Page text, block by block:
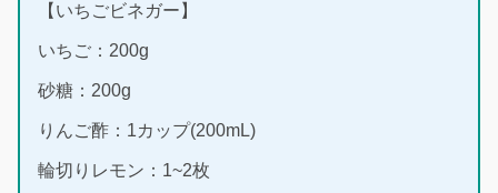
【いちごビネガー】
いちご：200g
砂糖：200g
りんご酢：1カップ(200mL)
輪切りレモン：1~2枚